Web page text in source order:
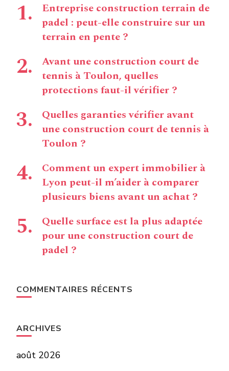
Entreprise construction terrain de
padel : peut-elle construire sur un
terrain en pente ?
Avant une construction court de
tennis à Toulon, quelles
protections faut-il vérifier ?
Quelles garanties vérifier avant
une construction court de tennis à
Toulon ?
Comment un expert immobilier à
Lyon peut-il m’aider à comparer
plusieurs biens avant un achat ?
Quelle surface est la plus adaptée
pour une construction court de
padel ?
COMMENTAIRES RÉCENTS
ARCHIVES
août 2026